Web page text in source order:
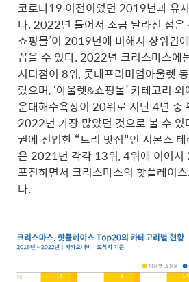
코로나19 이전이었던 2019년과 유
다. 2022년 들어서 조금 달라진 점은
쇼핑몰’이 2019년에 비해서 상위권
꼽을 수 있다. 2022년 크리스마스에
시티점이 8위, 롯데프리미엄아울렛
랐으며, ‘아울렛&쇼핑몰’ 카테고리 외
운대해수욕장이 20위로 지난 4년 중
2022년 가장 많았던 것으로 볼 수
권에 진입한 “트리 맛집"인 시몬스
은 2021년 각각 13위, 4위에 이어서
포진하면서 크리스마스의 핫플레이
다.